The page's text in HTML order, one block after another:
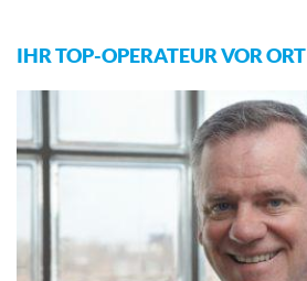
IHR TOP-OPERATEUR VOR ORT